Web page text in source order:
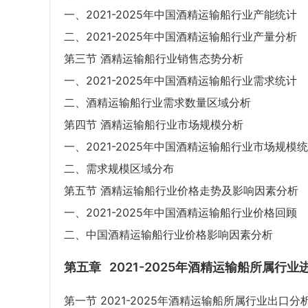
一、2021-2025年中国酒精运输船行业产能统计
二、2021-2025年中国酒精运输船行业产量分析
第三节 酒精运输船行业销售态势分析
一、2021-2025年中国酒精运输船行业需求统计
二、酒精运输船行业需求数量区域分析
第四节 酒精运输船行业市场规模分析
一、2021-2025年中国酒精运输船行业市场规模
二、需求规模区域分布
第五节 酒精运输船行业价格走势及影响因素分析
一、2021-2025年中国酒精运输船行业价格回顾
二、中国酒精运输船行业价格影响因素分析
第五章 2021-2025年酒精运输船所属行业
第一节 2021-2025年酒精运输船所属行业出口分